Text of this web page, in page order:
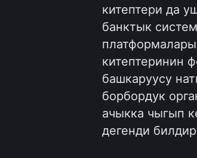
китептери да
банктык
китептеринин
башкаруусу
борбордук
ачыкка чыгып
дегенди